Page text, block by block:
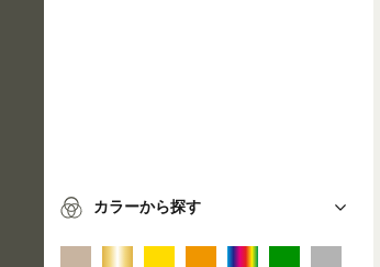
カラーから探す